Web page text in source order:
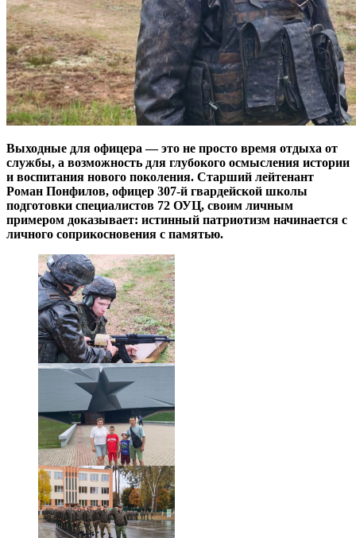
Выходные для офицера — это не просто время отдыха от
службы, а возможность для глубокого осмысления истории
и воспитания нового поколения. Старший лейтенант
Роман Понфилов, офицер 307-й гвардейской школы
подготовки специалистов 72 ОУЦ, своим личным
примером доказывает: истинный патриотизм начинается с
личного соприкосновения с памятью.